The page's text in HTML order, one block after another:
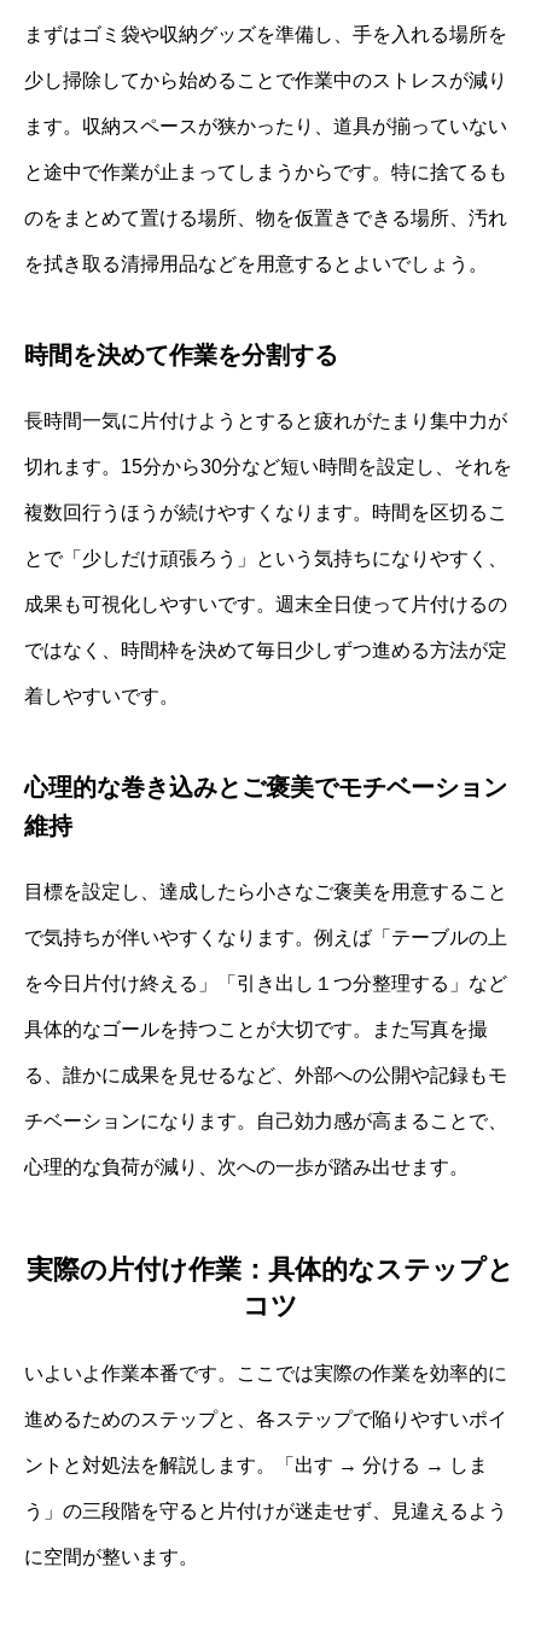
まずはゴミ袋や収納グッズを準備し、手を入れる場所を
少し掃除してから始めることで作業中のストレスが減り
ます。収納スペースが狭かったり、道具が揃っていない
と途中で作業が止まってしまうからです。特に捨てるも
のをまとめて置ける場所、物を仮置きできる場所、汚れ
を拭き取る清掃用品などを用意するとよいでしょう。
時間を決めて作業を分割する
長時間一気に片付けようとすると疲れがたまり集中力が
切れます。15分から30分など短い時間を設定し、それを
複数回行うほうが続けやすくなります。時間を区切るこ
とで「少しだけ頑張ろう」という気持ちになりやすく、
成果も可視化しやすいです。週末全日使って片付けるの
ではなく、時間枠を決めて毎日少しずつ進める方法が定
着しやすいです。
心理的な巻き込みとご褒美でモチベーション
維持
目標を設定し、達成したら小さなご褒美を用意すること
で気持ちが伴いやすくなります。例えば「テーブルの上
を今日片付け終える」「引き出し１つ分整理する」など
具体的なゴールを持つことが大切です。また写真を撮
る、誰かに成果を見せるなど、外部への公開や記録もモ
チベーションになります。自己効力感が高まることで、
心理的な負荷が減り、次への一歩が踏み出せます。
実際の片付け作業：具体的なステップと
コツ
いよいよ作業本番です。ここでは実際の作業を効率的に
進めるためのステップと、各ステップで陥りやすいポイ
ントと対処法を解説します。「出す → 分ける → しま
う」の三段階を守ると片付けが迷走せず、見違えるよう
に空間が整います。